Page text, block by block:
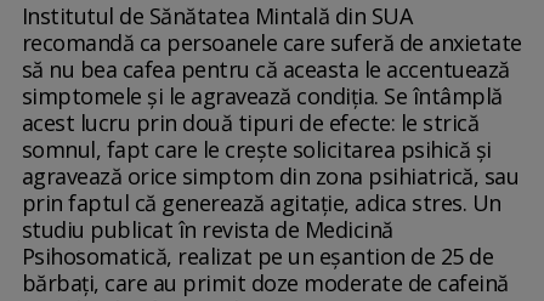
Institutul de Sănătatea Mintală din SUA
recomandă ca persoanele care suferă de anxietate
să nu bea cafea pentru că aceasta le accentuează
simptomele și le agravează condiția. Se întâmplă
acest lucru prin două tipuri de efecte: le strică
somnul, fapt care le crește solicitarea psihică și
agravează orice simptom din zona psihiatrică, sau
prin faptul că generează agitație, adica stres. Un
studiu publicat în revista de Medicină
Psihosomatică, realizat pe un eșantion de 25 de
bărbați, care au primit doze moderate de cafeină